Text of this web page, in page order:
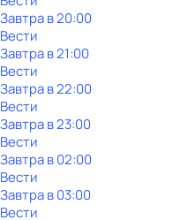
Завтра в 20:00
Вести
Завтра в 21:00
Вести
Завтра в 22:00
Вести
Завтра в 23:00
Вести
Завтра в 02:00
Вести
Завтра в 03:00
Вести